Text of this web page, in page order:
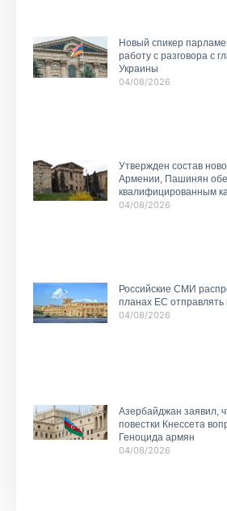
Новый спикер
работу с разговора с
Украины
04/08/2026
Утвержден состав
Армении, Пашинян
квалифицированным
04/08/2026
Российские СМИ
планах ЕС
04/08/2026
Азербайджан заявил,
повестки Кнессета
Геноцида армян
04/08/2026